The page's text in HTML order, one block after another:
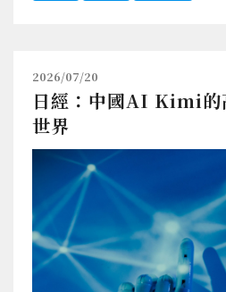
2026/07/20
日經：中國AI Kimi的
世界